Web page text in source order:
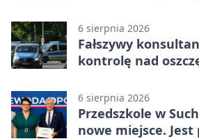
6 sierpnia 2026
Fałszywy
kontrolę nad
6 sierpnia 2026
Przedszkole w
nowe miejsce. Jest